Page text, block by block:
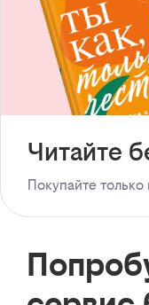
Читайте
Покупайте